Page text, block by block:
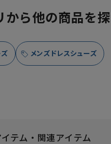
から他の商品を
メンズドレスシューズ
テム・関連アイテム